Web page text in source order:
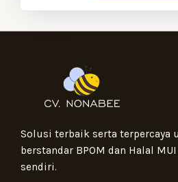
Solusi terbaik serta
berstandar BPOM dan Halal
sendiri.